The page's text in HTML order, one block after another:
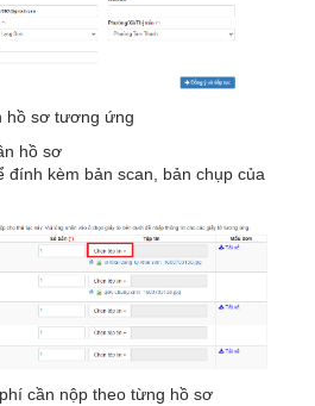
hồ sơ tương ứng
hồ sơ
đính kèm bản scan, bản chụp của
cần nộp theo từng hồ sơ